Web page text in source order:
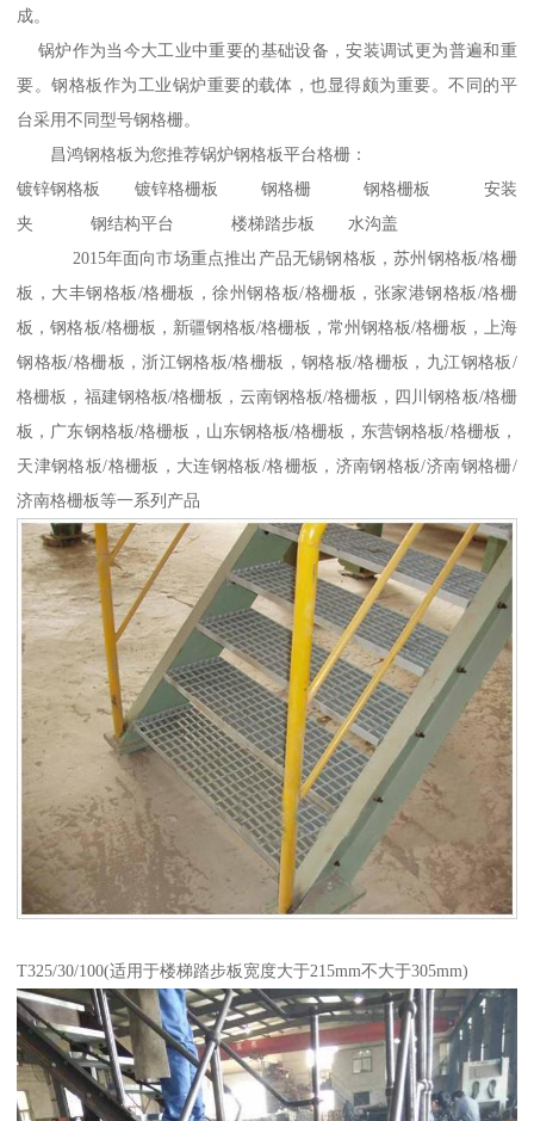
成。
锅炉作为当今大工业中重要的基础设备，安装调试更为普遍和重
要。钢格板作为工业锅炉重要的载体，也显得颇为重要。不同的平
台采用不同型号钢格栅。
昌鸿钢格板为您推荐锅炉钢格板平台格栅：
镀锌钢格板 镀锌格栅板 钢格栅 钢格栅板 安装
夹 钢结构平台 楼梯踏步板 水沟盖
2015年面向市场重点推出产品无锡钢格板，苏州钢格板/格栅
板，大丰钢格板/格栅板，徐州钢格板/格栅板，张家港钢格板/格栅
板，钢格板/格栅板，新疆钢格板/格栅板，常州钢格板/格栅板，上海
钢格板/格栅板，浙江钢格板/格栅板，钢格板/格栅板，九江钢格板/
格栅板，福建钢格板/格栅板，云南钢格板/格栅板，四川钢格板/格栅
板，广东钢格板/格栅板，山东钢格板/格栅板，东营钢格板/格栅板，
天津钢格板/格栅板，大连钢格板/格栅板，济南钢格板/济南钢格栅/
济南格栅板等一系列产品
T325/30/100(适用于楼梯踏步板宽度大于215mm不大于305mm)